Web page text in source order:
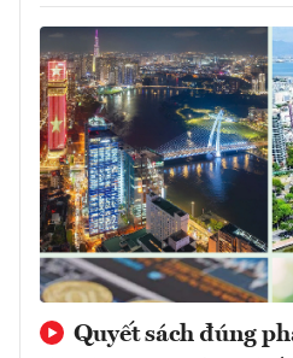
Quyết sách đúng